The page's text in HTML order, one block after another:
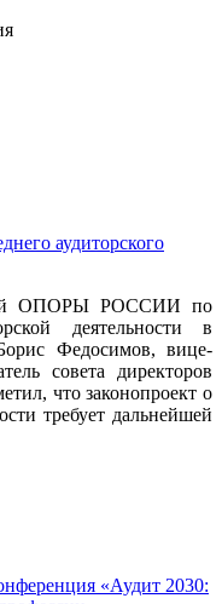
аудиторского
ОПОРЫ РОССИИ по
деятельности в
Федосимов, вице-
совета директоров
что законопроект о
требует дальнейшей
«Аудит 2030: